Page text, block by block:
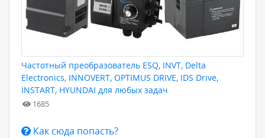
Частотный преобразователь ESQ, INVT, Delta
Electronics, INNOVERT, OPTIMUS DRIVE, IDS Drive,
INSTART, HYUNDAI для любых задач
1685
Как сюда попасть?